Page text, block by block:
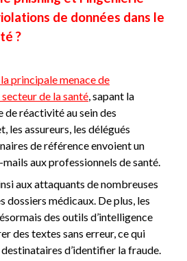
de données dans le
?
principale menace de
de la santé , sapant la
réactivité au sein des
les assureurs, les délégués
de référence envoient un
aux professionnels de santé.
aux attaquants de nombreuses
dossiers médicaux. De plus, les
des outils d’intelligence
des textes sans erreur, ce qui
d’identifier la fraude.